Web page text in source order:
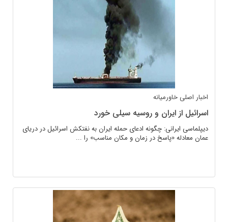
اخبار اصلی خاورمیانه
اسرائیل از ایران و روسیه سیلی خورد
دیپلماسی ایرانی: چگونه ادعای حمله ایران به نفتکش اسرائیل در دریای
عمان معادله «پاسخ در زمان و مکان مناسب» را ...